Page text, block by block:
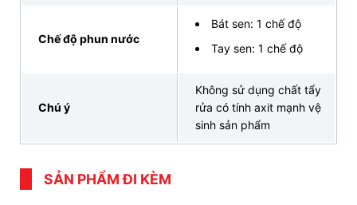
093 828 6388
Email:
contact.banletaikho.vn@gmail.com
Fanpage:
facebook.com/thietbivesinhinaxbanletaikho
youtube.com/@BANLETAIKHO-
VN
479/60 Tân Hòa Đông, Phường
Minh
Chế độ phun nước
Bát sen: 1 chế độ
Tay sen: 1 chế độ
Chú ý
Không sử dụng chất tẩy
rửa có tính axit mạnh vệ
sinh sản phẩm
SẢN PHẨM ĐI KÈM